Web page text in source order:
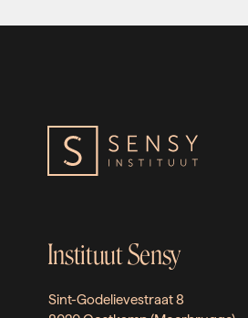
Instituut Sensy
Sint-Godelievestraat 8